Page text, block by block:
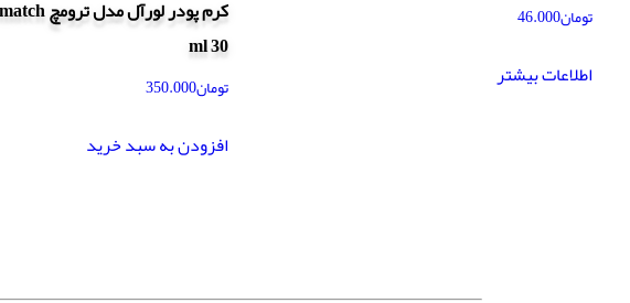
تومان46.000
اطلاعات بیشتر
30 ml
تومان350.000
افزودن به سبد خرید